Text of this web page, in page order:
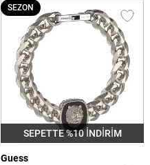
SEPETTE %10 İNDİRİM
SEZON
Guess